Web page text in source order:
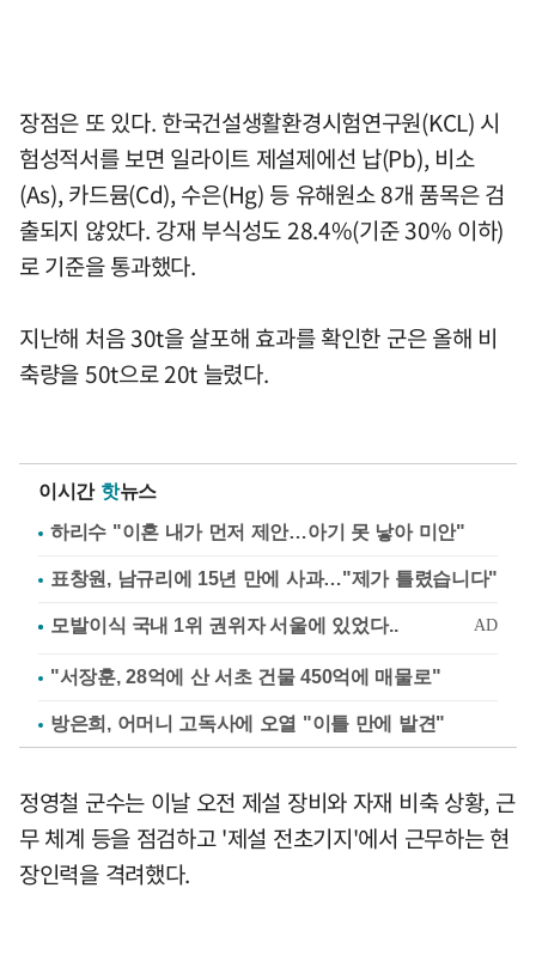
장점은 또 있다. 한국건설생활환경시험연구원(KCL) 시
험성적서를 보면 일라이트 제설제에선 납(Pb), 비소
(As), 카드뮴(Cd), 수은(Hg) 등 유해원소 8개 품목은 검
출되지 않았다. 강재 부식성도 28.4%(기준 30% 이하)
로 기준을 통과했다.
지난해 처음 30t을 살포해 효과를 확인한 군은 올해 비
축량을 50t으로 20t 늘렸다.
이시간 핫뉴스
하리수 "이혼 내가 먼저 제안…아기 못 낳아 미안"
표창원, 남규리에 15년 만에 사과…"제가 틀렸습니다"
"서장훈, 28억에 산 서초 건물 450억에 매물로"
방은희, 어머니 고독사에 오열 "이틀 만에 발견"
정영철 군수는 이날 오전 제설 장비와 자재 비축 상황, 근
무 체계 등을 점검하고 '제설 전초기지'에서 근무하는 현
장인력을 격려했다.